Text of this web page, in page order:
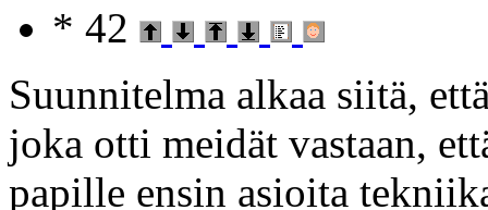
* 42
Suunnitelma alkaa siitä,
joka otti meidät vastaan,
papille ensin asioita